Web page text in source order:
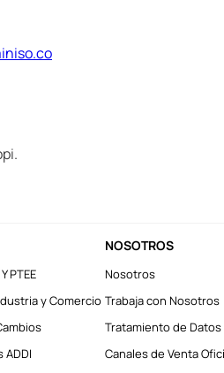
PTEE
y Comercio
NOSOTROS
Nosotros
Trabaja con Nosotros
Tratamiento de
Canales de Venta